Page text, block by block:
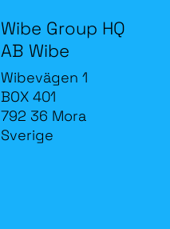
Wibe Group HQ
AB Wibe
Wibevägen 1
BOX 401
792 36 Mora
Sverige